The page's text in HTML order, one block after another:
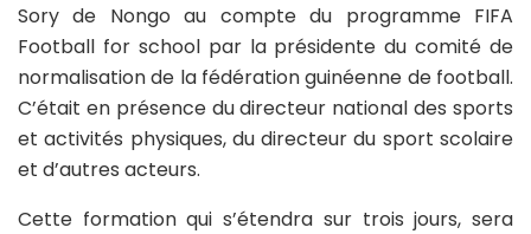
Sory de Nongo au compte du programme FIFA
Football for school par la présidente du comité de
normalisation de la fédération guinéenne de football.
C’était en présence du directeur national des sports
et activités physiques, du directeur du sport scolaire
et d’autres acteurs.
Cette formation qui s’étendra sur trois jours, sera